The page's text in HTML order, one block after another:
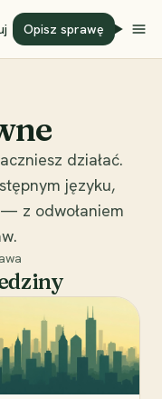
Opisz sprawę
działać.
języku,
z odwołaniem